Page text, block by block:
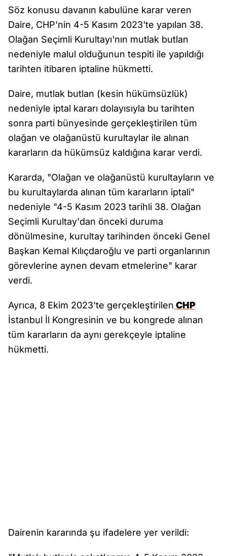
Söz konusu davanın kabulüne karar veren
Daire, CHP'nin 4-5 Kasım 2023'te yapılan 38.
Olağan Seçimli Kurultayı'nın mutlak butlan
nedeniyle malul olduğunun tespiti ile yapıldığı
tarihten itibaren iptaline hükmetti.
Daire, mutlak butlan (kesin hükümsüzlük)
nedeniyle iptal kararı dolayısıyla bu tarihten
sonra parti bünyesinde gerçekleştirilen tüm
olağan ve olağanüstü kurultaylar ile alınan
kararların da hükümsüz kaldığına karar verdi.
Kararda, "Olağan ve olağanüstü kurultayların ve
bu kurultaylarda alınan tüm kararların iptali"
nedeniyle "4-5 Kasım 2023 tarihli 38. Olağan
Seçimli Kurultay'dan önceki duruma
dönülmesine, kurultay tarihinden önceki Genel
Başkan Kemal Kılıçdaroğlu ve parti organlarının
görevlerine aynen devam etmelerine" karar
verdi.
Ayrıca, 8 Ekim 2023'te gerçekleştirilen CHP
İstanbul İl Kongresinin ve bu kongrede alınan
tüm kararların da aynı gerekçeyle iptaline
hükmetti.
Dairenin kararında şu ifadelere yer verildi: